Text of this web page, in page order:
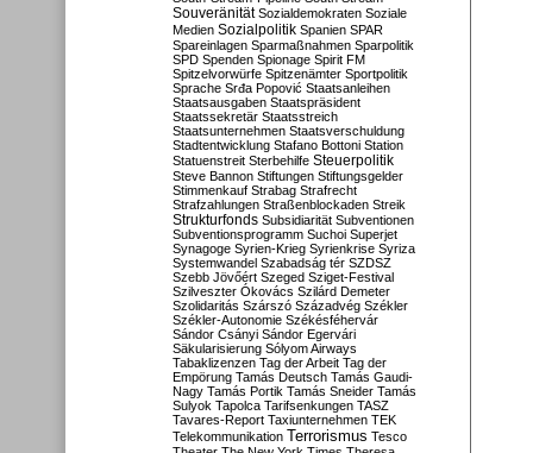
Souveränität Sozialdemokraten Soziale
Medien Sozialpolitik Spanien SPAR
Spareinlagen Sparmaßnahmen Sparpolitik
SPD Spenden Spionage Spirit FM
Spitzelvorwürfe Spitzenämter Sportpolitik
Sprache Srđa Popović Staatsanleihen
Staatsausgaben Staatspräsident
Staatssekretär Staatsstreich
Staatsunternehmen Staatsverschuldung
Stadtentwicklung Stafano Bottoni Station
Statuenstreit Sterbehilfe Steuerpolitik
Steve Bannon Stiftungen Stiftungsgelder
Stimmenkauf Strabag Strafrecht
Strafzahlungen Straßenblockaden Streik
Strukturfonds Subsidiarität Subventionen
Subventionsprogramm Suchoi Superjet
Synagoge Syrien-Krieg Syrienkrise Syriza
Systemwandel Szabadság tér SZDSZ
Szebb Jövőért Szeged Sziget-Festival
Szilveszter Ókovács Szilárd Demeter
Szolidaritás Szárszó Századvég Székler
Székler-Autonomie Székésféhervár
Sándor Csányi Sándor Egervári
Säkularisierung Sólyom Airways
Tabaklizenzen Tag der Arbeit Tag der
Empörung Tamás Deutsch Tamás Gaudi-
Nagy Tamás Portik Tamás Sneider Tamás
Sulyok Tapolca Tarifsenkungen TASZ
Tavares-Report Taxiunternehmen TEK
Telekommunikation Terrorismus Tesco